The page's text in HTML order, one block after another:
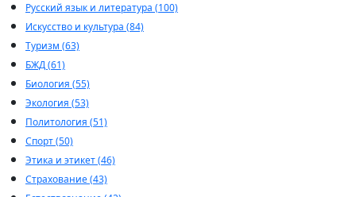
Русский язык и литература (100)
Искусство и культура (84)
Туризм (63)
БЖД (61)
Биология (55)
Экология (53)
Политология (51)
Спорт (50)
Этика и этикет (46)
Страхование (43)